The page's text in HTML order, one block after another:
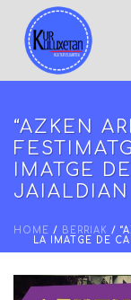
“AZKEN
IMATGE
HOME / BERRIAK /
LA IMATGE DE